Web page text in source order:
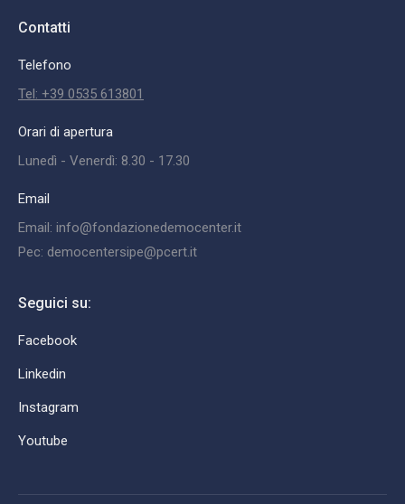
Contatti
Telefono
Tel: +39 0535 613801
Orari di apertura
Lunedì - Venerdì: 8.30 - 17.30
Email
Email: info@fondazionedemocenter.it
Pec: democentersipe@pcert.it
Seguici su:
Facebook
Linkedin
Instagram
Youtube